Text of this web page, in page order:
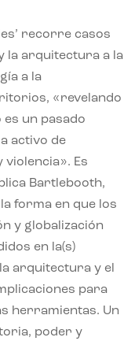
recorre casos
la arquitectura a la
a la
«revelando
un pasado
activo de
Es
Bartlebooth,
forma en que los
y globalización
en la(s)
arquitectura y el
para
herramientas. Un
poder y